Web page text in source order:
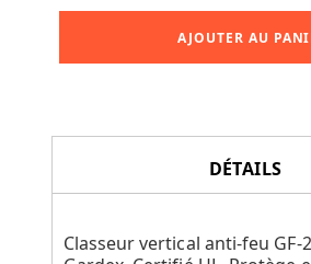
AJOUTER AU
DÉTAILS
Classeur vertical anti-feu GF-